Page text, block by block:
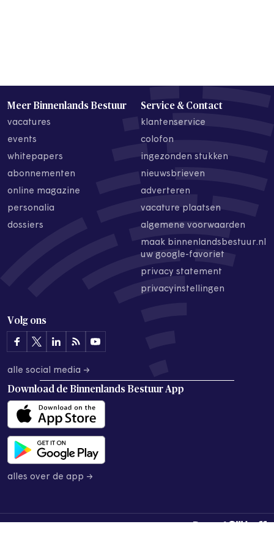
Meer Binnenlands Bestuur
vacatures
events
whitepapers
abonnementen
online magazine
personalia
dossiers
Service & Contact
klantenservice
colofon
ingezonden stukken
nieuwsbrieven
adverteren
vacature plaatsen
algemene voorwaarden
maak binnenlandsbestuur.nl
uw google-favoriet
privacy statement
privacyinstellingen
Volg ons
alle social media →
Download de Binnenlands Bestuur App
alles over de app →